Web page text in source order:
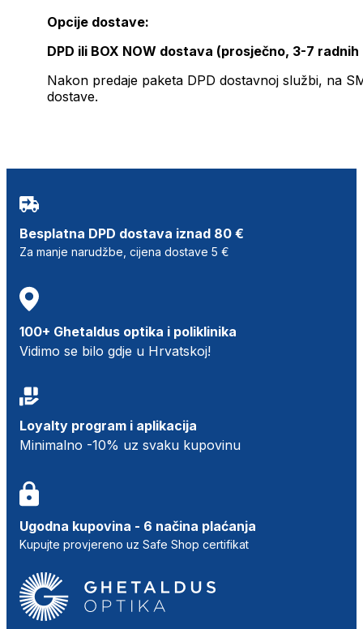
Opcije dostave:
DPD ili BOX NOW dostava (prosječno, 3-7 radnih
Nakon predaje paketa DPD dostavnoj službi, na
dostave.
Besplatna DPD dostava iznad 80 €
Za manje narudžbe, cijena dostave 5 €
100+ Ghetaldus optika i poliklinika
Vidimo se bilo gdje u Hrvatskoj!
Loyalty program i aplikacija
Minimalno -10% uz svaku kupovinu
Ugodna kupovina - 6 načina plaćanja
Kupujte provjereno uz Safe Shop certifikat